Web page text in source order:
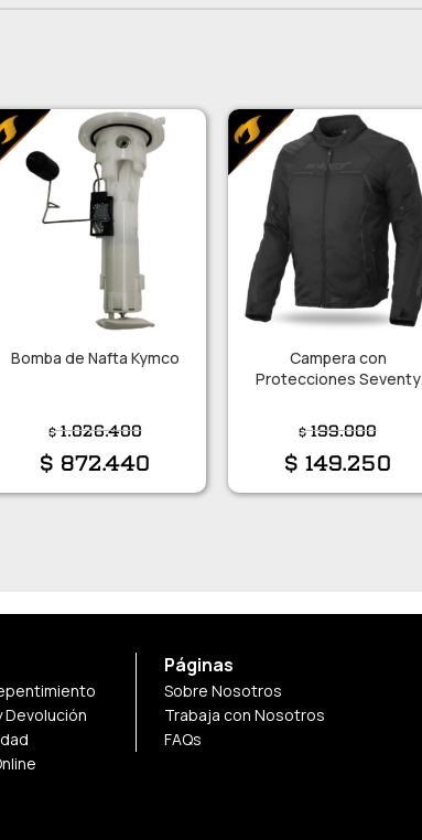
Bomba de Nafta Kymco
$1.026.400
$ 872.440
Campera con
Protecciones Seventy
$199.000
$ 149.250
Devolución
Páginas
Sobre Nosotros
Trabaja con Nosotros
FAQs